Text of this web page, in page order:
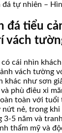
đá tự nhiên –
đá tiểu
vách
cái nhìn
vách tường
khác như sơn
phù điêu xi
toàn với tuổi
nứt nẻ, trong
3-5 năm và
thẩm mỹ và